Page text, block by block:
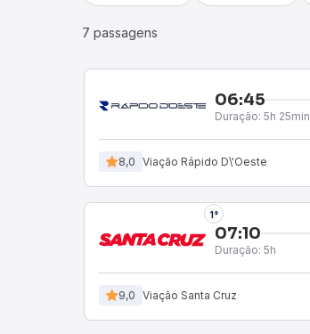
7 passagens
06:45
Duração: 5h 25min
8,0 Viação Rápido D\'Oeste
1°
07:10
Duração: 5h
9,0 Viação Santa Cruz